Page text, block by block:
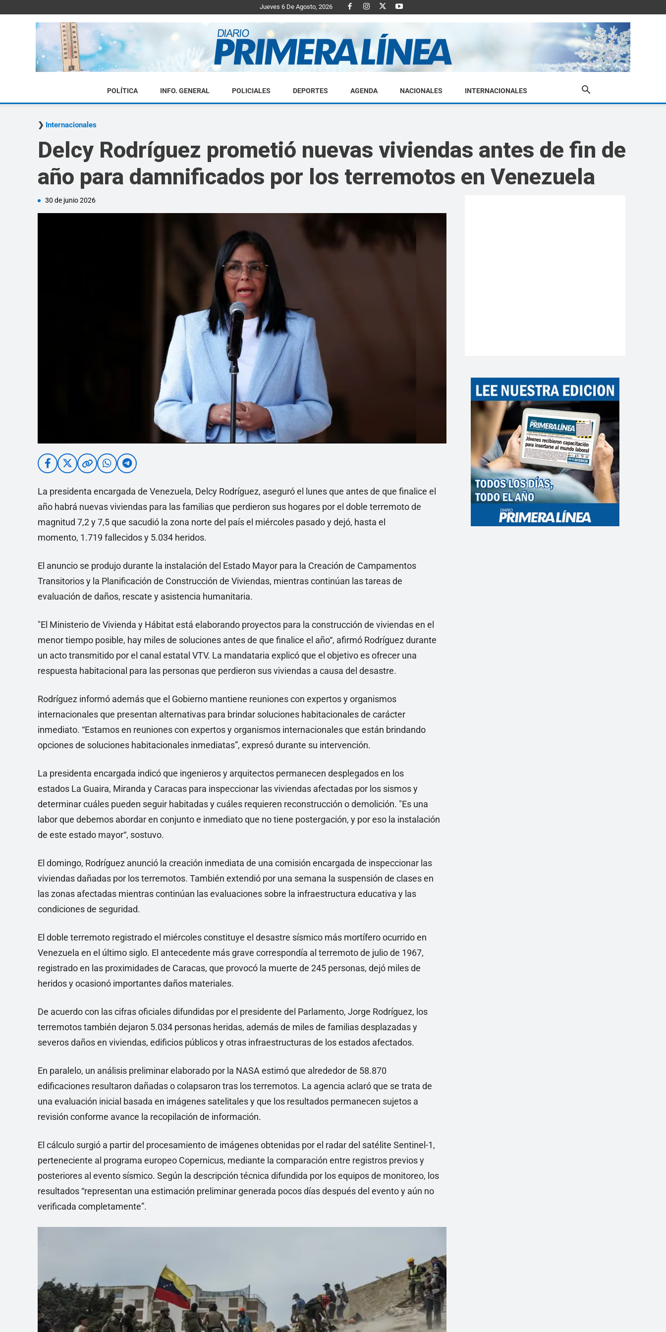
Jueves 6 De Agosto, 2026
Diario
Primera
POLÍTICA INFO. GENERAL POLICIALES DEPORTES AGENDA NACIONALES INTERNACIONALES
Internacionales
Delcy Rodríguez prometió nuevas viviendas antes de fin de
año para damnificados por los terremotos en Venezuela
30 de junio 2026
La presidenta encargada de Venezuela, Delcy Rodríguez, aseguró el lunes que antes de que finalice el
año habrá nuevas viviendas para las familias que perdieron sus hogares por el doble terremoto de
magnitud 7,2 y 7,5 que sacudió la zona norte del país el miércoles pasado y dejó, hasta el
momento, 1.719 fallecidos y 5.034 heridos.
El anuncio se produjo durante la instalación del Estado Mayor para la Creación de Campamentos
Transitorios y la Planificación de Construcción de Viviendas, mientras continúan las tareas de
evaluación de daños, rescate y asistencia humanitaria.
"El Ministerio de Vivienda y Hábitat está elaborando proyectos para la construcción de viviendas en el
menor tiempo posible, hay miles de soluciones antes de que finalice el año“, afirmó Rodríguez durante
un acto transmitido por el canal estatal VTV. La mandataria explicó que el objetivo es ofrecer una
respuesta habitacional para las personas que perdieron sus viviendas a causa del desastre.
Rodríguez informó además que el Gobierno mantiene reuniones con expertos y organismos
internacionales que presentan alternativas para brindar soluciones habitacionales de carácter
inmediato. “Estamos en reuniones con expertos y organismos internacionales que están brindando
opciones de soluciones habitacionales inmediatas”, expresó durante su intervención.
La presidenta encargada indicó que ingenieros y arquitectos permanecen desplegados en los
estados La Guaira, Miranda y Caracas para inspeccionar las viviendas afectadas por los sismos y
determinar cuáles pueden seguir habitadas y cuáles requieren reconstrucción o demolición. "Es una
labor que debemos abordar en conjunto e inmediato que no tiene postergación, y por eso la instalación
de este estado mayor“, sostuvo.
El domingo, Rodríguez anunció la creación inmediata de una comisión encargada de inspeccionar las
viviendas dañadas por los terremotos. También extendió por una semana la suspensión de clases en
las zonas afectadas mientras continúan las evaluaciones sobre la infraestructura educativa y las
condiciones de seguridad.
El doble terremoto registrado el miércoles constituye el desastre sísmico más mortífero ocurrido en
Venezuela en el último siglo. El antecedente más grave correspondía al terremoto de julio de 1967,
registrado en las proximidades de Caracas, que provocó la muerte de 245 personas, dejó miles de
heridos y ocasionó importantes daños materiales.
De acuerdo con las cifras oficiales difundidas por el presidente del Parlamento, Jorge Rodríguez, los
terremotos también dejaron 5.034 personas heridas, además de miles de familias desplazadas y
severos daños en viviendas, edificios públicos y otras infraestructuras de los estados afectados.
En paralelo, un análisis preliminar elaborado por la NASA estimó que alrededor de 58.870
edificaciones resultaron dañadas o colapsaron tras los terremotos. La agencia aclaró que se trata de
una evaluación inicial basada en imágenes satelitales y que los resultados permanecen sujetos a
revisión conforme avance la recopilación de información.
El cálculo surgió a partir del procesamiento de imágenes obtenidas por el radar del satélite Sentinel-1,
perteneciente al programa europeo Copernicus, mediante la comparación entre registros previos y
posteriores al evento sísmico. Según la descripción técnica difundida por los equipos de monitoreo, los
resultados “representan una estimación preliminar generada pocos días después del evento y aún no
verificada completamente”.